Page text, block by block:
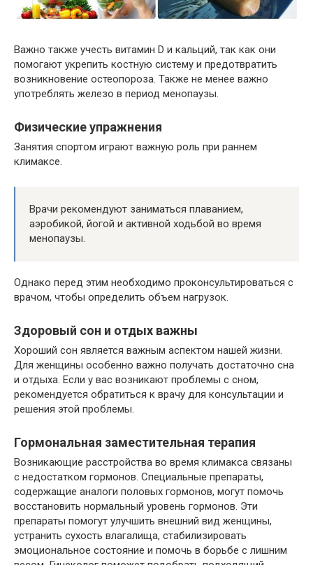
Важно также учесть витамин D и кальций, так как они
помогают укрепить костную систему и предотвратить
возникновение остеопороза. Также не менее важно
употреблять железо в период менопаузы.
Физические упражнения
Занятия спортом играют важную роль при раннем
климаксе.
Врачи рекомендуют заниматься плаванием,
аэробикой, йогой и активной ходьбой во время
менопаузы.
Однако перед этим необходимо проконсультироваться с
врачом, чтобы определить объем нагрузок.
Здоровый сон и отдых важны
Хороший сон является важным аспектом нашей жизни.
Для женщины особенно важно получать достаточно сна
и отдыха. Если у вас возникают проблемы с сном,
рекомендуется обратиться к врачу для консультации и
решения этой проблемы.
Гормональная заместительная терапия
Возникающие расстройства во время климакса связаны
с недостатком гормонов. Специальные препараты,
содержащие аналоги половых гормонов, могут помочь
восстановить нормальный уровень гормонов. Эти
препараты помогут улучшить внешний вид женщины,
устранить сухость влагалища, стабилизировать
эмоциональное состояние и помочь в борьбе с лишним